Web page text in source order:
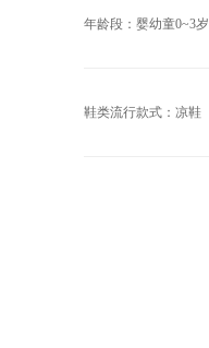
年龄段：婴幼童0~3岁
鞋类流行款式：凉鞋